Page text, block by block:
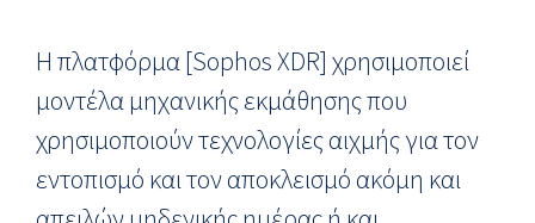
Η πλατφόρμα [Sophos XDR] χρησιμοποιεί
μοντέλα μηχανικής εκμάθησης που
χρησιμοποιούν τεχνολογίες αιχμής για τον
εντοπισμό και τον αποκλεισμό ακόμη και